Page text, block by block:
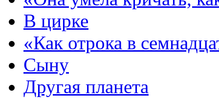
В цирке
«Как отрока в
Сыну
Другая планета